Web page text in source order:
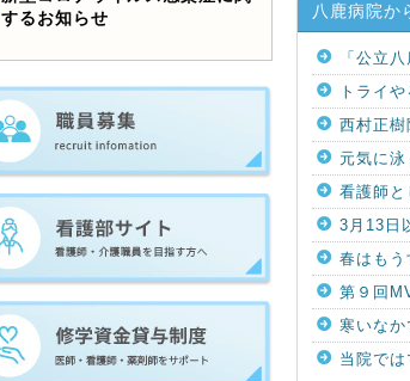
八鹿病院か
「公立
トライ
西村正樹
元気に
看護師
3月13日
春はも
第９回
寒いな
当院で
するお知らせ